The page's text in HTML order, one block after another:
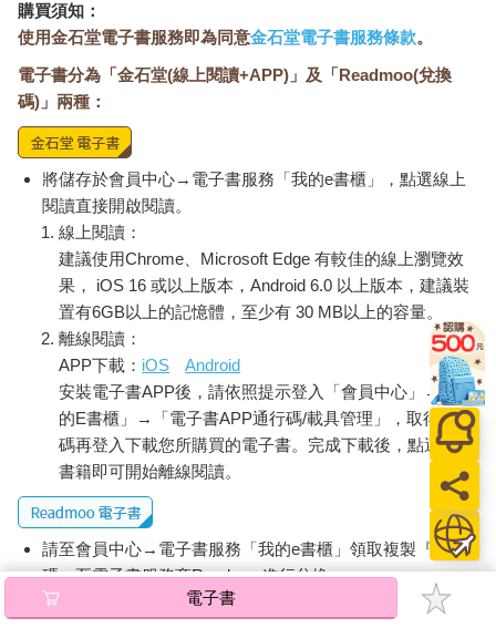
購買須知：
使用金石堂電子書服務即為同意金石堂電子書服務條款。
電子書分為「金石堂(線上閱讀+APP)」及「Readmoo(兌換
碼)」兩種：
將儲存於會員中心→電子書服務「我的e書櫃」，點選線上
閱讀直接開啟閱讀。
線上閱讀：
建議使用Chrome、Microsoft Edge 有較佳的線上瀏覽效
果， iOS 16 或以上版本，Android 6.0 以上版本，建議裝
置有6GB以上的記憶體，至少有 30 MB以上的容量。
離線閱讀：
APP下載： iOS
Android
安裝電子書APP後，請依照提示登入「會員中心」→「我
的E書櫃」→「電子書APP通行碼/載具管理」，取得通行
碼再登入下載您所購買的電子書。完成下載後，點選任一
書籍即可開始離線閱讀。
請至會員中心→電子書服務「我的e書櫃」領取複製『兌換
碼』至電子書服務商Readmoo進行兌換。
退換貨須知：
電子書